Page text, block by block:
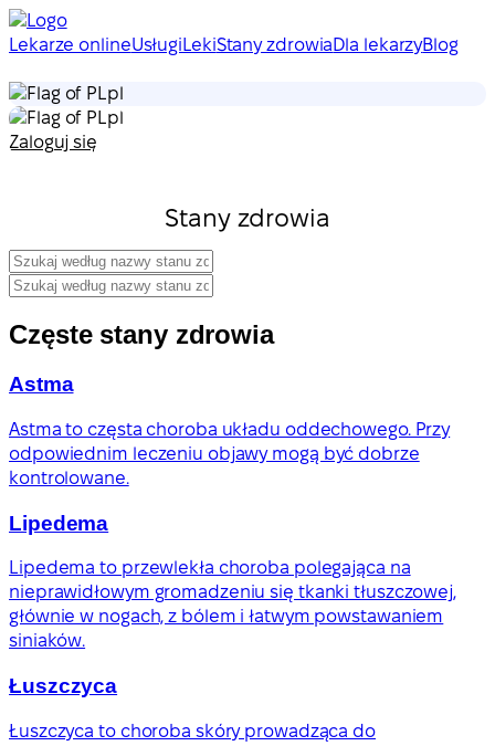
Lekarze onlineUsługi LekiStany zdrowiaDla lekarzyBlog
pl
pl
Zaloguj się
Stany zdrowia
Częste stany zdrowia
Astma
Astma to częsta choroba układu oddechowego. Przy
odpowiednim leczeniu objawy mogą być dobrze
kontrolowane.
Lipedema
Lipedema to przewlekła choroba polegająca na
nieprawidłowym gromadzeniu się tkanki tłuszczowej,
głównie w nogach, z bólem i łatwym powstawaniem
siniaków.
Łuszczyca
Łuszczyca to choroba skóry prowadząca do